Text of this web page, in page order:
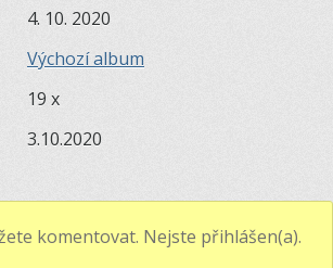
4. 10. 2020
Výchozí album
19 x
3.10.2020
komentovat. Nejste přihlášen(a).